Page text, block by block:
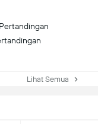
Lihat Semua